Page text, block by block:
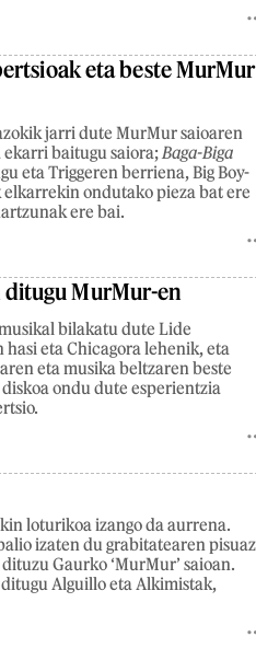
eta beste
jarri dute MurMur saioaren
baitugu saiora; Baga-Biga
eta Triggeren berriena, Big Boy-
ondutako pieza bat ere
ere bai.
MurMur-en
bilakatu dute Lide
eta Chicagora lehenik, eta
eta musika beltzaren beste
ondu dute esperientzia
loturikoa izango da aurrena.
izaten du grabitatearen pisuaz
Gaurko ‘MurMur’ saioan.
Alguillo eta Alkimistak,